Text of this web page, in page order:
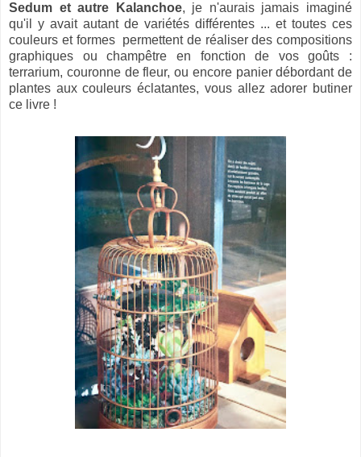
Sedum et autre Kalanchoe, je n'aurais jamais imaginé
qu'il y avait autant de variétés différentes ... et toutes ces
couleurs et formes permettent de réaliser des compositions
graphiques ou champêtre en fonction de vos goûts :
terrarium, couronne de fleur, ou encore panier débordant de
plantes aux couleurs éclatantes, vous allez adorer butiner
ce livre !